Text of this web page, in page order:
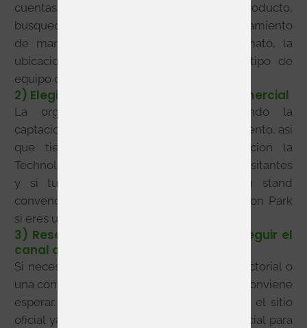
cuentas estrategicas, lanzamiento de producto,
busqueda de distribuidores o puro posicionamiento
de marca. De ese objetivo salen el formato, la
ubicacion, la necesidad de demo y el tipo de
equipo que debe estar en el stand.
2) Elegir zona, formato y visibilidad comercial
La organizacion ya esta promocionando la
captacion para ISE 2027 y el floorplan del evento, asi
que tiene sentido estudiar con antelacion la
Technology Zone adecuada, los flujos de visitantes
y si tu propuesta encaja mejor en un stand
convencional o en formatos como Innovation Park
si eres una marca nueva o una startup.
3) Reservar espacio cuanto antes y seguir el
canal oficial
Si necesitas esquina, buena proximidad sectorial o
una configuracion pensada para demo, no conviene
esperar. A fecha de
, el sitio
oficial ya permite iniciar el contacto comercial para